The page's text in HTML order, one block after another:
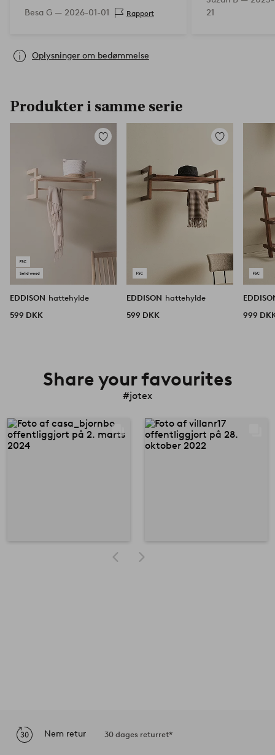
Besa G — 2026-01-01 Rapport
21
Oplysninger om bedømmelse
Produkter i samme serie
Tilføj
EDDISON hattehylde
599 DKK
Tilføj
EDDISON hattehylde
599 DKK
999
Share your favourites
#jotex
Nem retur 30 dages returret*